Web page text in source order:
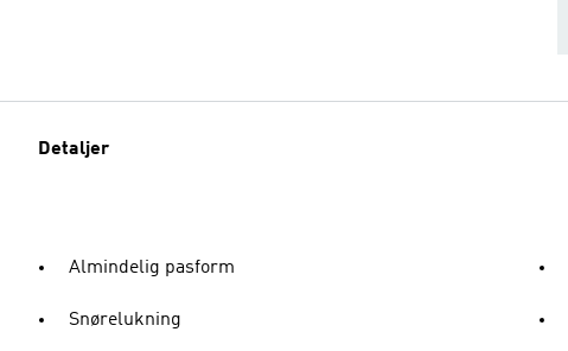
Detaljer
Almindelig pasform
Snørelukning